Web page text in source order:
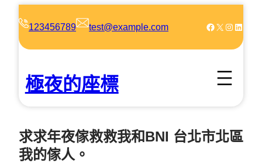
123456789 test@example.com Facebook X Instagram LinkedIn
極夜的座標
求求年夜傢救救我和BNI 台北市北區
我的傢人。